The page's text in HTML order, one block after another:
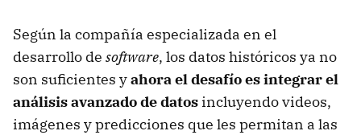
Según la compañía especializada en el
desarrollo de software, los datos históricos ya no
son suficientes yahora el desafío es integrar el
análisis avanzado de datos incluyendo videos,
imágenes y predicciones que les permitan a las